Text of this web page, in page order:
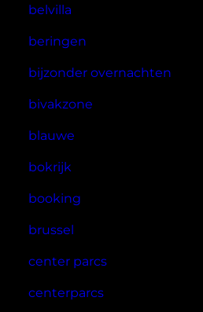
belvilla
beringen
bijzonder overnachten
bivakzone
blauwe
bokrijk
booking
brussel
center parcs
centerparcs